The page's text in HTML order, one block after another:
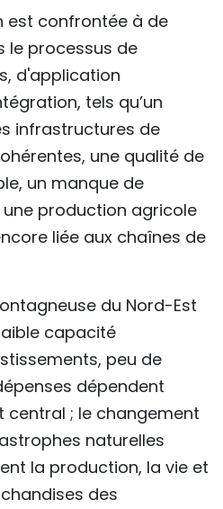
est confrontée à de
le processus de
d'application
tels qu’un
infrastructures de
une qualité de
un manque de
production agricole
liée aux chaînes de
du Nord-Est
capacité
peu de
dépendent
; le changement
naturelles
la production, la vie et
des